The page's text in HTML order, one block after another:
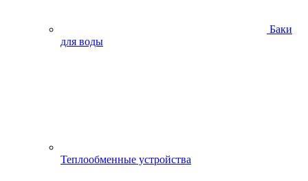
Баки
для воды
Теплообменные устройства